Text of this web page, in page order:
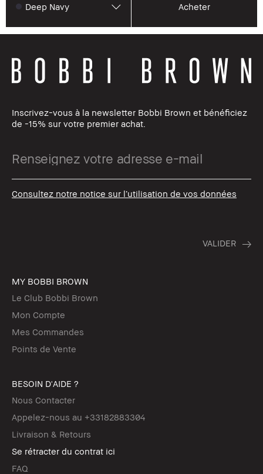
Deep Navy Acheter
Inscrivez-vous à la newsletter Bobbi Brown et bénéficiez
de -15% sur votre premier achat.
Consultez notre notice sur l’utilisation de vos données
MY BOBBI BROWN
Le Club Bobbi Brown
Mon Compte
Mes Commandes
Points de Vente
BESOIN D'AIDE ?
Nous Contacter
Appelez-nous au +33182883304
Livraison & Retours
Se rétracter du contrat ici
FAQ